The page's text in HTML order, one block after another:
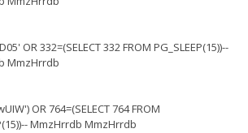
OR 332=(SELECT 332 FROM PG_SLEEP(15))--
MmzHrrdb
OR 764=(SELECT 764 FROM
MmzHrrdb MmzHrrdb